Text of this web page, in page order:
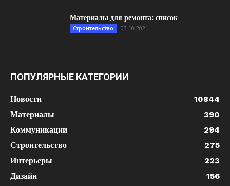
Материалы для ремонта: список
Строительство 03.10.2021
ПОПУЛЯРНЫЕ КАТЕГОРИИ
Новости
10844
Материалы
390
Коммуникации
294
Строительство
275
Интерьеры
223
Дизайн
156